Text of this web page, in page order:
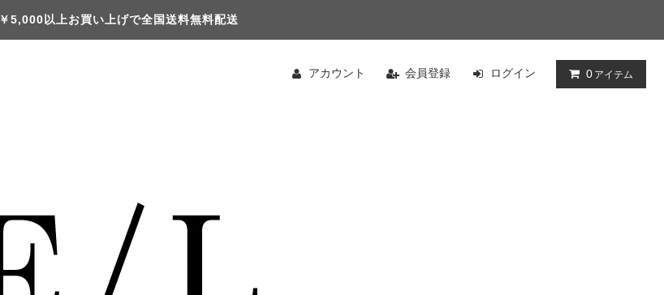
￥5,000以上お買い上げで全国送料無料配送
アカウント 会員登録 ログイン 0 アイテム